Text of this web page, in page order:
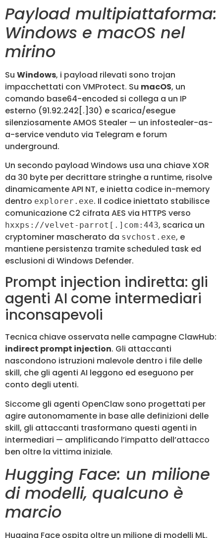
Payload multipiattaforma:
Windows e macOS nel
mirino
Su Windows, i payload rilevati sono trojan
impacchettati con VMProtect. Su macOS, un
comando base64-encoded si collega a un IP
esterno (91.92.242[.]30) e scarica/esegue
silenziosamente AMOS Stealer — un infostealer-as-
a-service venduto via Telegram e forum
underground.
Un secondo payload Windows usa una chiave XOR
da 30 byte per decrittare stringhe a runtime, risolve
dinamicamente API NT, e inietta codice in-memory
dentro explorer.exe. Il codice iniettato stabilisce
comunicazione C2 cifrata AES via HTTPS verso
hxxps://velvet-parrot[.]com:443, scarica un
cryptominer mascherato da svchost.exe, e
mantiene persistenza tramite scheduled task ed
esclusioni di Windows Defender.
Prompt injection indiretta: gli
agenti AI come intermediari
inconsapevoli
Tecnica chiave osservata nelle campagne ClawHub:
indirect prompt injection. Gli attaccanti
nascondono istruzioni malevole dentro i file delle
skill, che gli agenti AI leggono ed eseguono per
conto degli utenti.
Siccome gli agenti OpenClaw sono progettati per
agire autonomamente in base alle definizioni delle
skill, gli attaccanti trasformano questi agenti in
intermediari — amplificando l’impatto dell’attacco
ben oltre la vittima iniziale.
Hugging Face: un milione
di modelli, qualcuno è
marcio
Hugging Face ospita oltre un milione di modelli ML.